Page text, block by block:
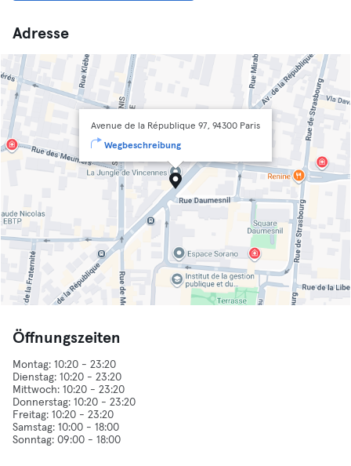
Adresse
Avenue de la République 97, 94300 Paris
Wegbeschreibung
Öffnungszeiten
Montag: 10:20 - 23:20
Dienstag: 10:20 - 23:20
Mittwoch: 10:20 - 23:20
Donnerstag: 10:20 - 23:20
Freitag: 10:20 - 23:20
Samstag: 10:00 - 18:00